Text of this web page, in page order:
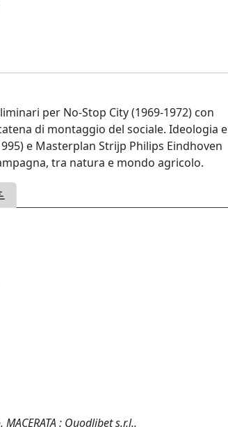
per No-Stop City (1969-1972) con
di montaggio del sociale. Ideologia e
e Masterplan Strijp Philips Eindhoven
tra natura e mondo agricolo.
: Quodlibet s.r.l..